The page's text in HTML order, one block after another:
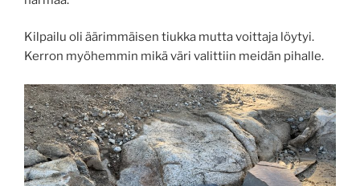
Kilpailu oli äärimmäisen tiukka mutta voittaja löytyi.
Kerron myöhemmin mikä väri valittiin meidän pihalle.